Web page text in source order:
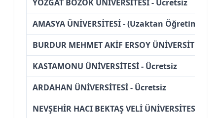
YOZGAT BOZOK ÜNİVERSİTESİ - Ücretsiz
AMASYA ÜNİVERSİTESİ - (Uzaktan Öğretim)
BURDUR MEHMET AKİF ERSOY ÜNİVERSİTESİ -
KASTAMONU ÜNİVERSİTESİ - Ücretsiz
ARDAHAN ÜNİVERSİTESİ - Ücretsiz
NEVŞEHİR HACI BEKTAŞ VELİ ÜNİVERSİTESİ -